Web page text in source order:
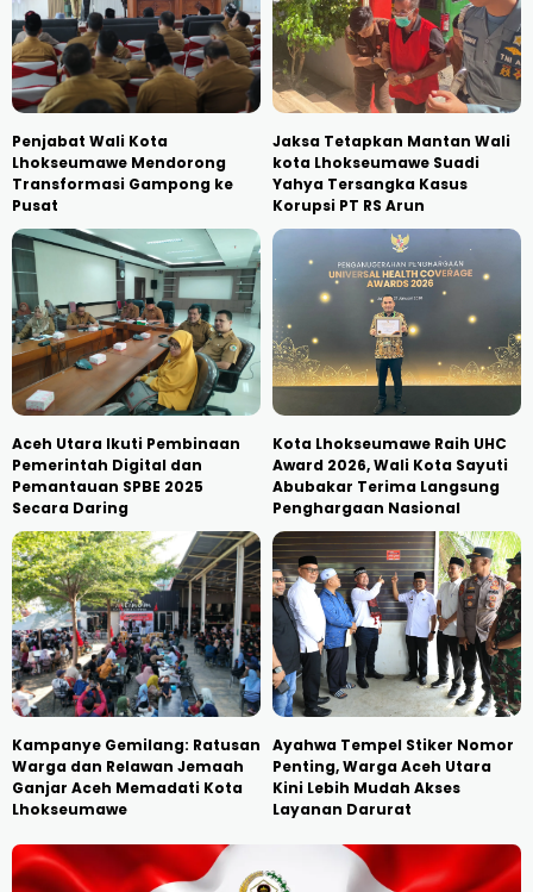
Penjabat Wali Kota
Lhokseumawe Mendorong
Transformasi Gampong ke
Pusat
Jaksa Tetapkan Mantan Wali
kota Lhokseumawe Suadi
Yahya Tersangka Kasus
Korupsi PT RS Arun
Aceh Utara Ikuti Pembinaan
Pemerintah Digital dan
Pemantauan SPBE 2025
Secara Daring
Kota Lhokseumawe Raih UHC
Award 2026, Wali Kota Sayuti
Abubakar Terima Langsung
Penghargaan Nasional
Kampanye Gemilang: Ratusan
Warga dan Relawan Jemaah
Ganjar Aceh Memadati Kota
Lhokseumawe
Ayahwa Tempel Stiker Nomor
Penting, Warga Aceh Utara
Kini Lebih Mudah Akses
Layanan Darurat